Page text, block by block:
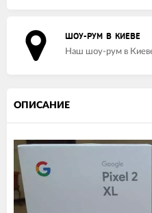
ШОУ-РУМ В КИЕВЕ
Наш шоу-рум в
ОПИСАНИЕ